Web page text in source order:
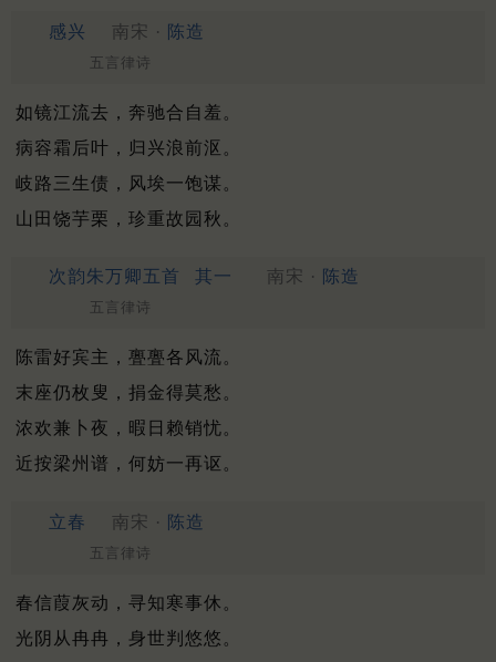
感兴 南宋 · 陈造
五言律诗
如镜江流去，奔驰合自羞。
病容霜后叶，归兴浪前沤。
岐路三生债，风埃一饱谋。
山田饶芋栗，珍重故园秋。
次韵朱万卿五首 其一 南宋 · 陈造
五言律诗
陈雷好宾主，亹亹各风流。
末座仍枚叟，捐金得莫愁。
浓欢兼卜夜，暇日赖销忧。
近按梁州谱，何妨一再讴。
立春 南宋 · 陈造
五言律诗
春信葭灰动，寻知寒事休。
光阴从冉冉，身世判悠悠。